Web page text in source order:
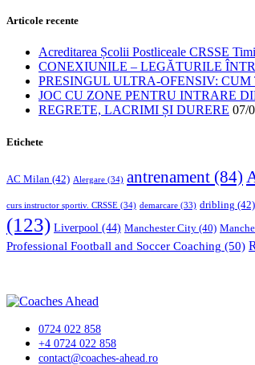
Articole recente
Acreditarea Școlii Postliceale CRSSE
CONEXIUNILE – LEGĂTURILE
PRESINGUL ULTRA-OFENSIV:
JOC CU ZONE PENTRU INTRARE
REGRETE, LACRIMI ȘI DURERE 07/
Etichete
AC Milan (42) Alergare (34) antrenament (84)
curs instructor sportiv. CRSSE (34) demarcare (33) dribling (42)
(123) Liverpool (44) Manchester City (40)
Professional Football and Soccer Coaching (50)
0724 022 858
+4 0724 022 858
contact@coaches-ahead.ro